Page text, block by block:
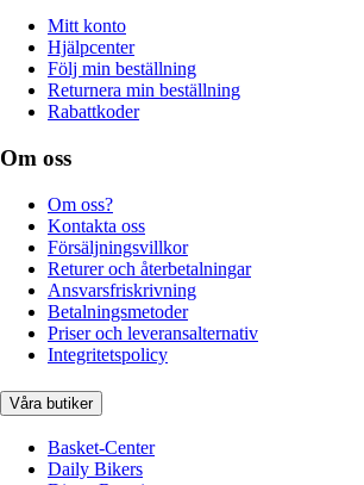
Mitt konto
Hjälpcenter
Följ min beställning
Returnera min beställning
Rabattkoder
Om oss
Om oss?
Kontakta oss
Försäljningsvillkor
Returer och återbetalningar
Ansvarsfriskrivning
Betalningsmetoder
Priser och leveransalternativ
Integritetspolicy
Våra butiker
Basket-Center
Daily Bikers